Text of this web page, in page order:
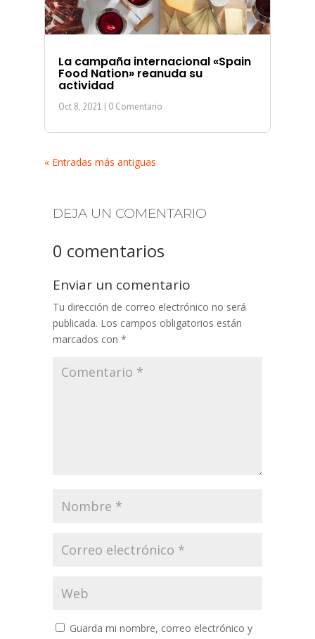
La campaña internacional «Spain
Food Nation» reanuda su
actividad
Oct 8, 2021 | 0 Comentario
« Entradas más antiguas
DEJA UN COMENTARIO
0 comentarios
Enviar un comentario
Tu dirección de correo electrónico no será
publicada. Los campos obligatorios están
marcados con *
Guarda mi nombre, correo electrónico y